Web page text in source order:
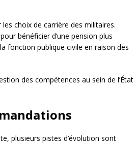
choix de carrière des militaires.
bénéficier d’une pension plus
fonction publique civile en raison des
des compétences au sein de l’État
plusieurs pistes d’évolution sont